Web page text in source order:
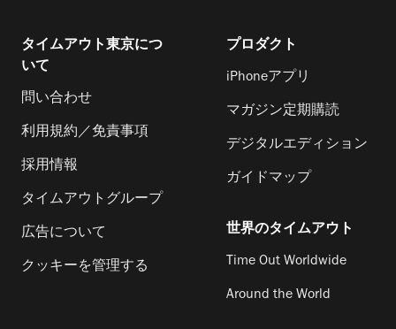
タイムアウト東京につ
いて
問い合わせ
利用規約／免責事項
採用情報
タイムアウトグループ
広告について
クッキーを管理する
プロダクト
iPhoneアプリ
マガジン定期購読
デジタルエディション
ガイドマップ
世界のタイムアウト
Time Out Worldwide
Around the World